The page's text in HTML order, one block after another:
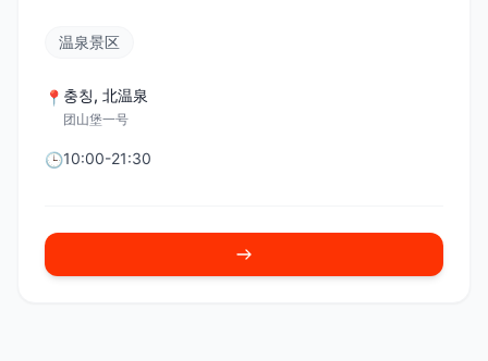
温泉景区
📍 충칭, 北温泉
团山堡一号
🕒10:00-21:30